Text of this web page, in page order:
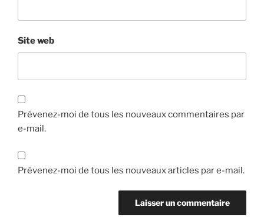
Site web
Prévenez-moi de tous les nouveaux commentaires par
e-mail.
Prévenez-moi de tous les nouveaux articles par e-mail.